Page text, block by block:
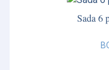
Sada 6